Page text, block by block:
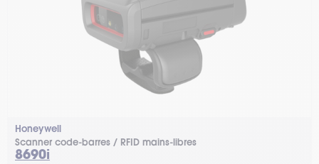
Honeywell
Scanner code-barres / RFID mains-libres
8690i